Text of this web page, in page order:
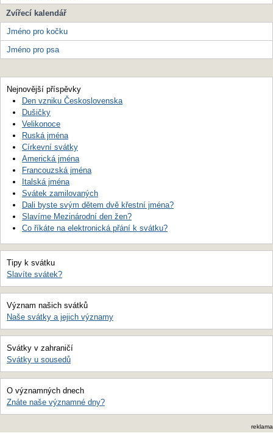
Zvířecí kalendář
Jméno pro kočku
Jméno pro psa
Nejnovější příspěvky
Den vzniku Československa
Dušičky
Velikonoce
Ruská jména
Církevní svátky
Americká jména
Francouzská jména
Italská jména
Svátek zamilovaných
Dali byste svým dětem dvě křestní jména?
Slavíme Mezinárodní den žen?
Co říkáte na elektronická přání k svátku?
Tipy k svátku
Slavíte svátek?
Význam našich svátků
Naše svátky a jejich významy
Svátky v zahraničí
Svátky u sousedů
O významných dnech
Znáte naše významné dny?
reklama